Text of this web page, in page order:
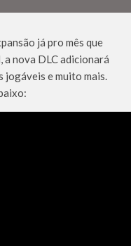
já pro mês que
a nova DLC adicionará
jogáveis e muito mais.